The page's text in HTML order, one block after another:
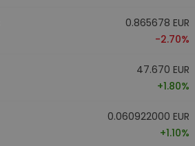
0.865678 EUR
-2.70%
47.670 EUR
+1.80%
0.060922000 EUR
+1.10%